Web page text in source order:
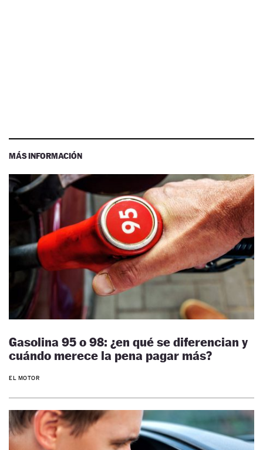
MÁS INFORMACIÓN
Gasolina 95 o 98: ¿en qué se diferencian y
cuándo merece la pena pagar más?
EL MOTOR